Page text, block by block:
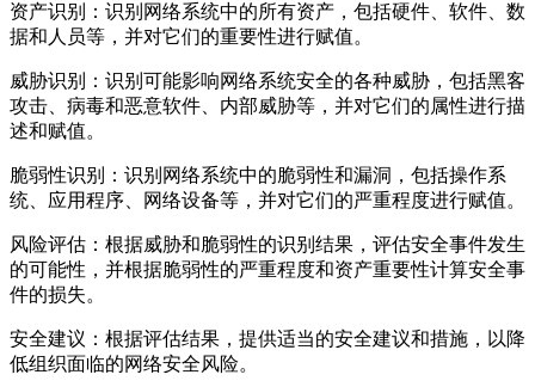
资产识别：识别网络系统中的所有资产，包括硬件、软件、数
据和人员等，并对它们的重要性进行赋值。
威胁识别：识别可能影响网络系统安全的各种威胁，包括黑客
攻击、病毒和恶意软件、内部威胁等，并对它们的属性进行描
述和赋值。
脆弱性识别：识别网络系统中的脆弱性和漏洞，包括操作系
统、应用程序、网络设备等，并对它们的严重程度进行赋值。
风险评估：根据威胁和脆弱性的识别结果，评估安全事件发生
的可能性，并根据脆弱性的严重程度和资产重要性计算安全事
件的损失。
安全建议：根据评估结果，提供适当的安全建议和措施，以降
低组织面临的网络安全风险。